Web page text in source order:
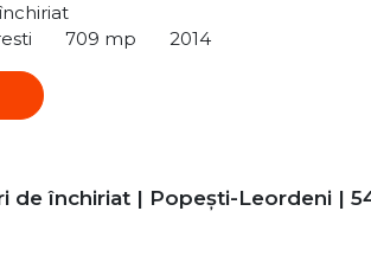
709 mp 2014
de închiriat | Popești-Leordeni |